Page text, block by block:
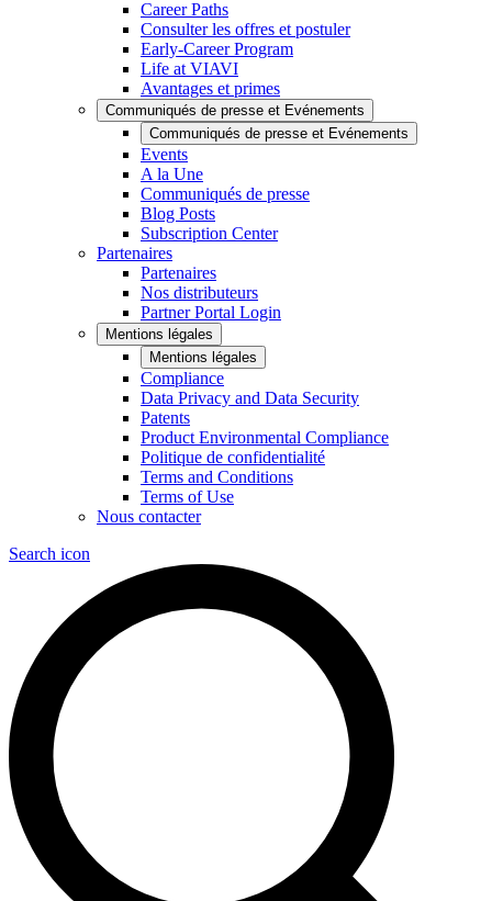
Career Paths
Consulter les offres et postuler
Early-Career Program
Life at VIAVI
Avantages et primes
Communiqués de presse et Evénements
Communiqués de presse et Evénements
Events
A la Une
Communiqués de presse
Blog Posts
Subscription Center
Partenaires
Partenaires
Nos distributeurs
Partner Portal Login
Mentions légales
Mentions légales
Compliance
Data Privacy and Data Security
Patents
Product Environmental Compliance
Politique de confidentialité
Terms and Conditions
Terms of Use
Nous contacter
Search icon